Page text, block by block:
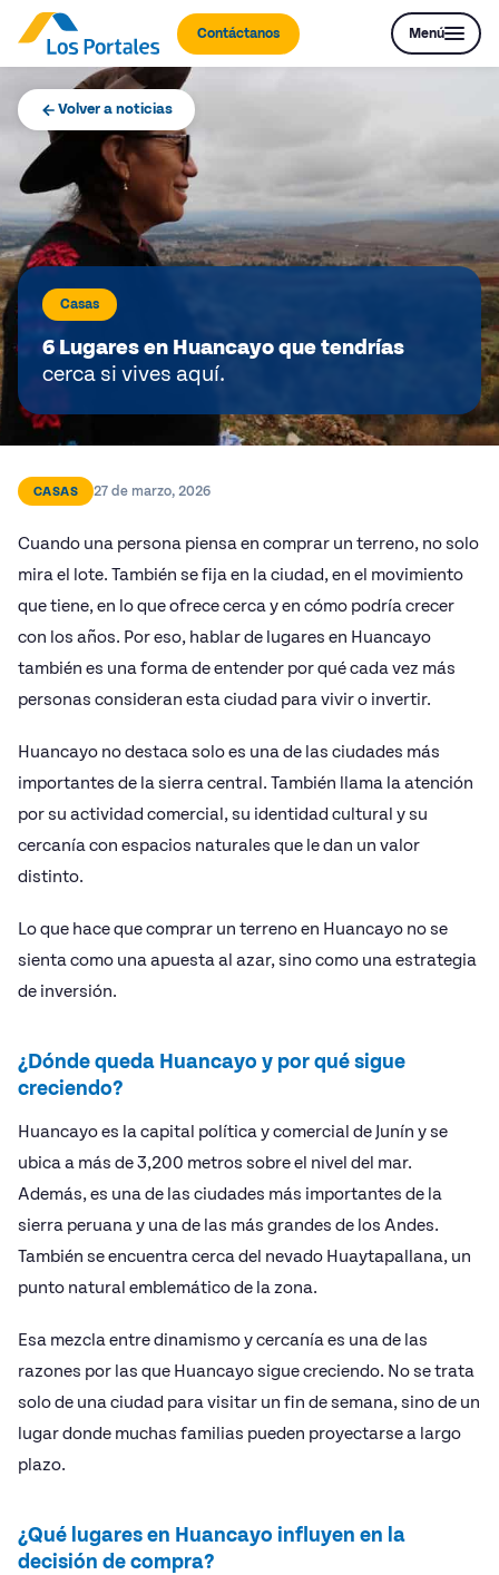
Contáctanos Menú
Volver a noticias
Casas
6 Lugares en Huancayo que tendrías
cerca si vives aquí.
CASAS 27 de marzo, 2026
Cuando una persona piensa en comprar un terreno, no solo
mira el lote. También se fija en la ciudad, en el movimiento
que tiene, en lo que ofrece cerca y en cómo podría crecer
con los años. Por eso, hablar de lugares en Huancayo
también es una forma de entender por qué cada vez más
personas consideran esta ciudad para vivir o invertir.
Huancayo no destaca solo es una de las ciudades más
importantes de la sierra central. También llama la atención
por su actividad comercial, su identidad cultural y su
cercanía con espacios naturales que le dan un valor
distinto.
Lo que hace que comprar un terreno en Huancayo no se
sienta como una apuesta al azar, sino como una estrategia
de inversión.
¿Dónde queda Huancayo y por qué sigue
creciendo?
Huancayo es la capital política y comercial de Junín y se
ubica a más de 3,200 metros sobre el nivel del mar.
Además, es una de las ciudades más importantes de la
sierra peruana y una de las más grandes de los Andes.
También se encuentra cerca del nevado Huaytapallana, un
punto natural emblemático de la zona.
Esa mezcla entre dinamismo y cercanía es una de las
razones por las que Huancayo sigue creciendo. No se trata
solo de una ciudad para visitar un fin de semana, sino de un
lugar donde muchas familias pueden proyectarse a largo
plazo.
¿Qué lugares en Huancayo influyen en la
decisión de compra?